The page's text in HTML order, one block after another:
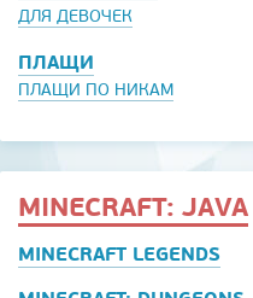
ДЛЯ ДЕВОЧЕК
ПЛАЩИ
ПЛАЩИ ПО НИКАМ
MINECRAFT: JAVA
MINECRAFT LEGENDS